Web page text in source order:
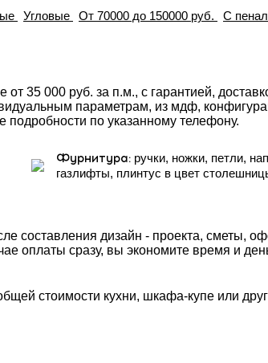
Угловые От 70000 до 150000 руб. С
35 000 руб. за п.м., с гарантией,
параметрам, из мдф,
подробности по указанному телефону.
Фурнитура: ручки, ножки, петли,
газлифты, плинтус в цвет
составления дизайн - проекта, сметы,
оплаты сразу, вы экономите время и
стоимости кухни, шкафа-купе или